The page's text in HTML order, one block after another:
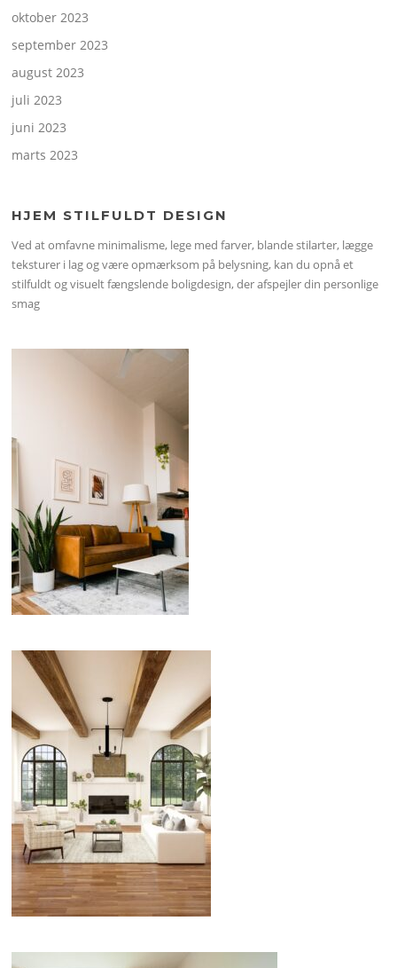
oktober 2023
september 2023
august 2023
juli 2023
juni 2023
marts 2023
HJEM STILFULDT DESIGN
Ved at omfavne minimalisme, lege med farver, blande stilarter, lægge
teksturer i lag og være opmærksom på belysning, kan du opnå et
stilfuldt og visuelt fængslende boligdesign, der afspejler din personlige
smag